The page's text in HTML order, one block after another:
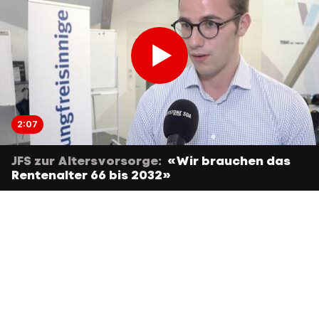
2:07
JFS zur Altersvorsorge: «Wir brauchen das
Rentenalter 66 bis 2032»